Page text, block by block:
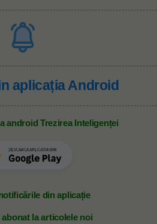
aplicația Android
android Trezirea Inteligenței
din aplicație
abonat la articolele noi